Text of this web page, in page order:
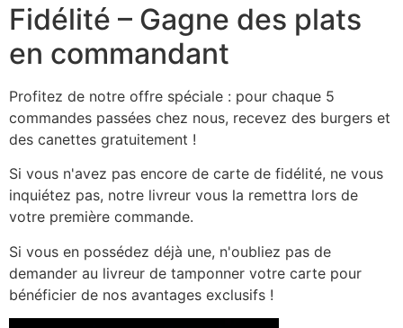
Fidélité – Gagne des plats
en commandant
Profitez de notre offre spéciale : pour chaque 5
commandes passées chez nous, recevez des burgers et
des canettes gratuitement !
Si vous n'avez pas encore de carte de fidélité, ne vous
inquiétez pas, notre livreur vous la remettra lors de
votre première commande.
Si vous en possédez déjà une, n'oubliez pas de
demander au livreur de tamponner votre carte pour
bénéficier de nos avantages exclusifs !